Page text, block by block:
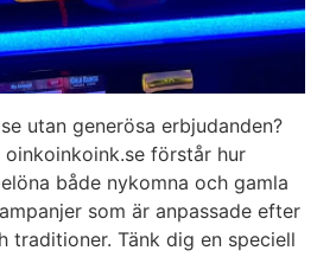
utan generösa erbjudanden?
oinkoinkoink.se förstår hur
både nykomna och gamla
som är anpassade efter
traditioner. Tänk dig en speciell